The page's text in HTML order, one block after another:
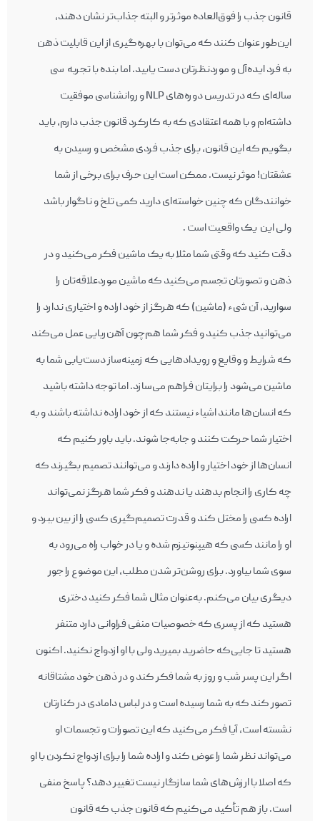
قانون جذب را فوق‌العاده موثرتر و البته جذاب‌تر نشان دهند،
این‌طور عنوان کنند که می‌توان با بهره‌گیری از این قابلیت ذهن
به فرد ایده‌آل و موردنظرتان دست یابید. اما بنده با تجربه سی
ساله‌ای که در تدریس دوره‌های NLP و روانشناسی موفقیت
داشته‌ام و با همه اعتقادی که به کارکرد قانون جذب دارم، باید
بگویم که این قانون، برای جذب فردی مشخص و رسیدن به
عشقتان! موثر نیست. ممکن است این حرف برای برخی از شما
خوانندگان که چنین خواسته‌ای دارید کمی تلخ و ناگوار باشد
ولی این یک واقعیت است .
دقت کنید که وقتی شما مثلا به یک ماشین فکر می‌کنید و در
ذهن و تصورتان تجسم می‌کنید که ماشین موردعلاقه‌تان را
سوارید، آن شیء (ماشین) که هرگز از خود اراده و اختیاری ندارد را
می‌توانید جذب کنید و فکر شما هم‌چون آهن‌ربایی عمل می‌کند
که شرایط و وقایع و رویدادهایی که زمینه‌‍‌ساز دست‌یابی شما به
ماشین می‌شود را برایتان فراهم می‌سازد. اما توجه داشته باشید
که انسان‌ها مانند اشیاء نیستند که از خود اراده نداشته باشند و به
اختیار شما حرکت کنند و جابه‌جا شوند. باید باور کنیم که
انسان‌ها از خود اختیار و اراده دارند و می‌توانند تصمیم بگیرند که
چه کاری را انجام بدهند یا ندهند و فکر شما هرگز نمی‌تواند
اراده کسی را مختل کند و قدرت تصمیم‌گیری کسی را از بین ببرد و
او را مانند کسی که هیپنوتیزم شده و یا در خواب راه می‌رود به
سوی شما بیاورد. برای روشن‌تر شدن مطلب، این موضوع را جور
دیگری بیان می‌کنم. به‌عنوان مثال شما فکر کنید دختری
هستید که از پسری که خصوصیات منفی فراوانی دارد متنفر
هستید تا جایی‌که حاضرید بمیرید ولی با او ازدواج نکنید. اکنون
اگر این پسر شب و روز به شما فکر کند و در ذهن خود مشتاقانه
تصور کند که به شما رسیده است و در لباس دامادی در کنارتان
نشسته است، آیا فکر می‌کنید که این تصورات و تجسمات او
می‌تواند نظر شما را عوض کند و اراده‌ شما را برای ازدواج نکردن با او
که اصلا با ارزش‌های شما سازگار نیست تغییر دهد؟ پاسخ منفی
است. باز هم تأکید می‌کنیم که قانون جذب که قانون